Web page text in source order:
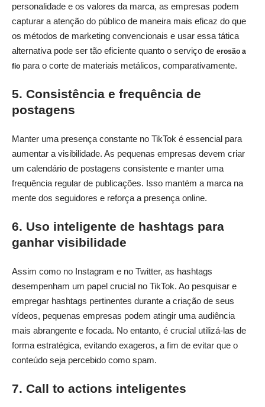
personalidade e os valores da marca, as empresas podem
capturar a atenção do público de maneira mais eficaz do que
os métodos de marketing convencionais e usar essa tática
alternativa pode ser tão eficiente quanto o serviço de erosão a
fio para o corte de materiais metálicos, comparativamente.
5. Consistência e frequência de
postagens
Manter uma presença constante no TikTok é essencial para
aumentar a visibilidade. As pequenas empresas devem criar
um calendário de postagens consistente e manter uma
frequência regular de publicações. Isso mantém a marca na
mente dos seguidores e reforça a presença online.
6. Uso inteligente de hashtags para
ganhar visibilidade
Assim como no Instagram e no Twitter, as hashtags
desempenham um papel crucial no TikTok. Ao pesquisar e
empregar hashtags pertinentes durante a criação de seus
vídeos, pequenas empresas podem atingir uma audiência
mais abrangente e focada. No entanto, é crucial utilizá-las de
forma estratégica, evitando exageros, a fim de evitar que o
conteúdo seja percebido como spam.
7. Call to actions inteligentes